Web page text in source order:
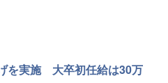
を実施 大卒初任給は30万